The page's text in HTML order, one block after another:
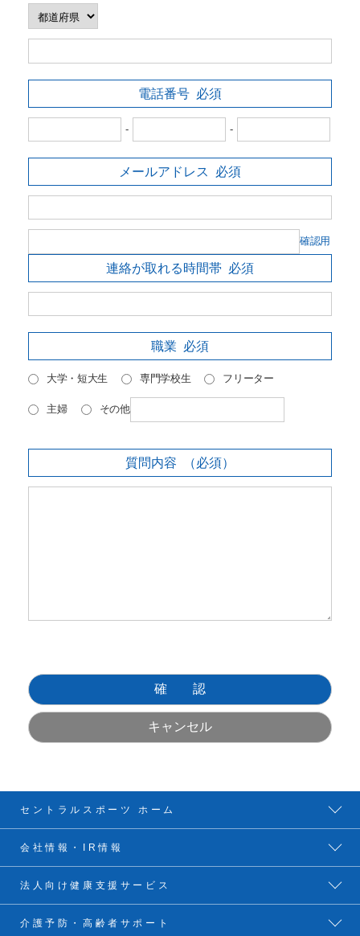
電話番号 必須
- -
メールアドレス 必須
確認用
連絡が取れる時間帯 必須
職業 必須
大学・短大生 専門学校生 フリーター
主婦 その他
質問内容 （必須）
セントラルスポーツ ホーム
会社情報・IR情報
法人向け健康支援サービス
介護予防・高齢者サポート